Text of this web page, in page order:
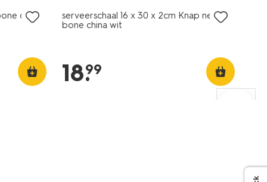
china
serveerschaal 16 x 30 x 2cm Knap new
bone china wit
18.
99